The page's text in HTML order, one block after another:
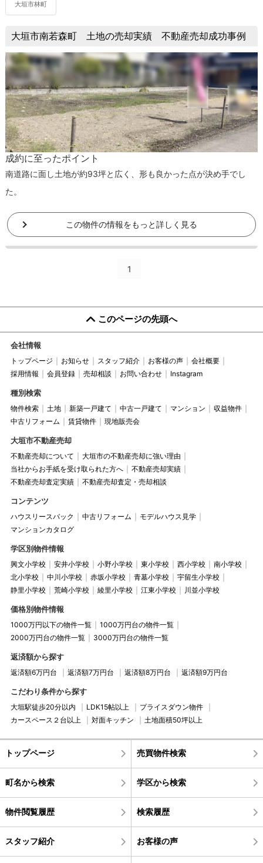
大垣市林町
大垣市南若森町 土地の売却実績 不動産売却成功事例
成約に至ったポイント
南道路に面し土地が約93坪と広く、形も良かった点が決め手でし
た。
この物件の情報をもっと詳しく見る
1
このページの先頭へ
会社情報
トップページ お知らせ スタッフ紹介 お客様の声
会社概要
採用情報
会員登録 売却相談 お問い合わせ Instagram
種別検索
物件検索 土地 新築一戸建て 中古一戸建て マンション
収益物件
中古リフォーム
賃貸物件 現地販売会
大垣市不動産売却
不動産売却について
大垣市の不動産売却に強い理由
当社からお手紙を受け取られた方へ
不動産売却実績
不動産売却査定実績
不動産売却査定・売却相談
コンテンツ
ハウスリースバック 中古リフォーム
モデルハウス見学
マンションカタログ
学区別物件情報
興文小学校 安井小学校 小野小学校 東小学校 西小学校
南小学校
北小学校
中川小学校 赤坂小学校 青墓小学校
宇留生小学校
静里小学校
荒崎小学校 綾里小学校 江東小学校 川並小学校
価格別物件情報
1000万円以下の物件一覧
1000万円台の物件一覧
2000万円台の物件一覧
3000万円台の物件一覧
返済額から探す
返済額6万円台 返済額7万円台 返済額8万円台 返済額9万円台
こだわり条件から探す
大垣駅徒歩20分以内 LDK15帖以上
プライスダウン物件
カースペース２台以上
対面キッチン 土地面積50坪以上
トップページ 売買物件検索
町名から検索 学区から検索
物件閲覧履歴 検索履歴
スタッフ紹介 お客様の声